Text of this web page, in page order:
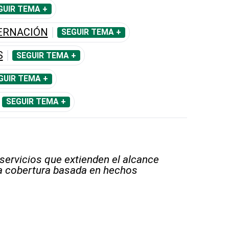
TEMA +
SEGUIR TEMA +
SEGUIR TEMA +
TEMA +
SEGUIR TEMA +
que extienden el alcance
cobertura basada en hechos